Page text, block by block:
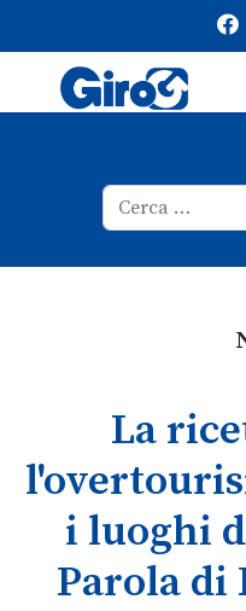
La
i luoghi
Parola di